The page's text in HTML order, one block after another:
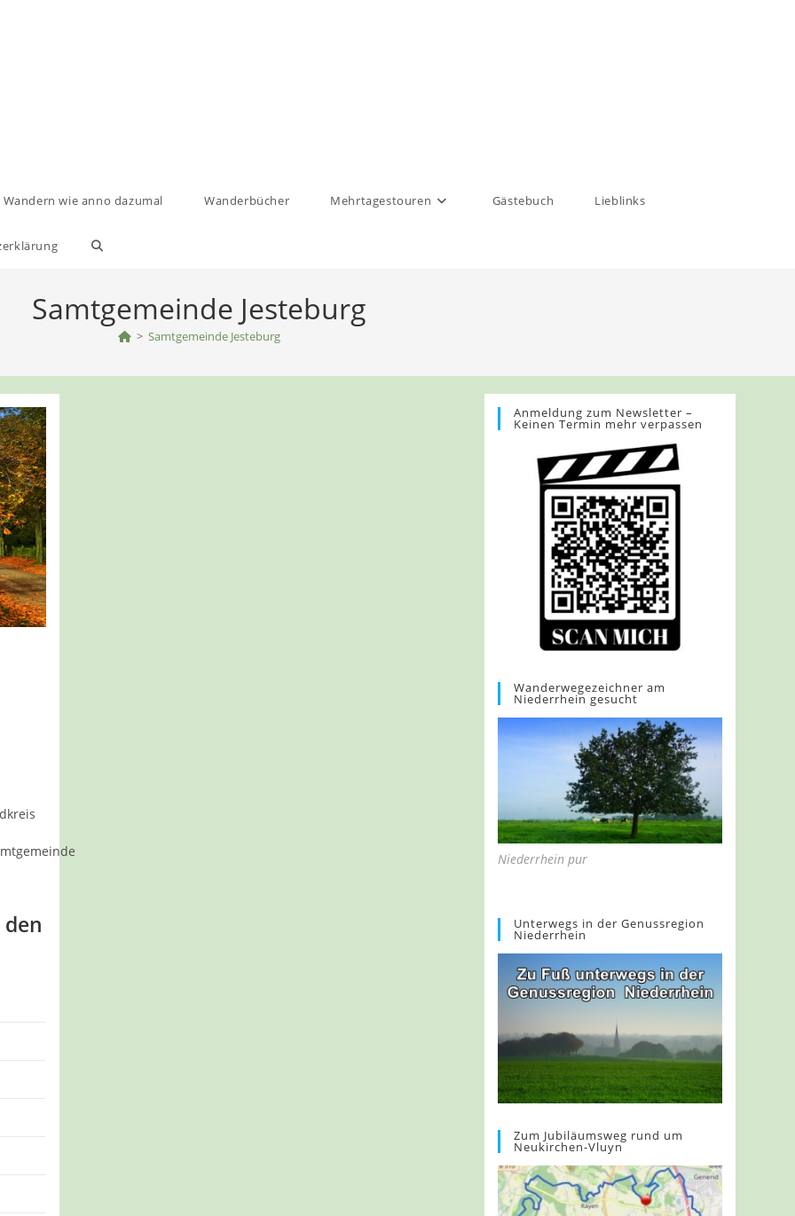
Wandern wie anno dazumal Wanderbücher Mehrtagestouren Gästebuch Lieblinks
Website-
umschalten
Samtgemeinde Jesteburg
> Samtgemeinde Jesteburg
Anmeldung zum Newsletter –
Keinen Termin mehr verpassen
Wanderwegezeichner am
Niederrhein gesucht
Niederrhein pur
Unterwegs in der Genussregion
Niederrhein
Zum Jubiläumsweg rund um
Neukirchen-Vluyn